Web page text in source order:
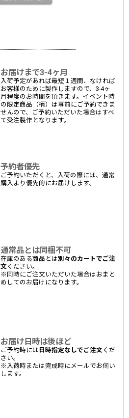
お届けまで3-4ヶ月
入荷予定があれば最短１週間、なければ
お客様のために製作しますので、3-4ヶ
月程度のお時間を頂きます。イベント時
の限定商品（柄）は事前にご予約できま
せんので、ご予約いただいた場合はすべ
て受注製作となります。
予約者優先
ご予約いただくと、入荷の際には、通常
購入より優先的にお届けします。
通常品とは同梱不可
在庫のある商品とは別々のカートでご注
文 ください。
※同時にご注文いただいた場合はおまと
めしてのお届けになります。
お届け日時は後ほど
ご予約時には 日時指定なしでご注文 くだ
さい。
※入荷時または完成時にメールでお伺い
します。